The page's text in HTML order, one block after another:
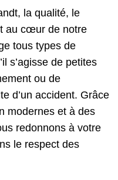
la qualité, le
au cœur de notre
tous types de
s’agisse de petites
ou de
d’un accident. Grâce
modernes et à des
redonnons à votre
le respect des